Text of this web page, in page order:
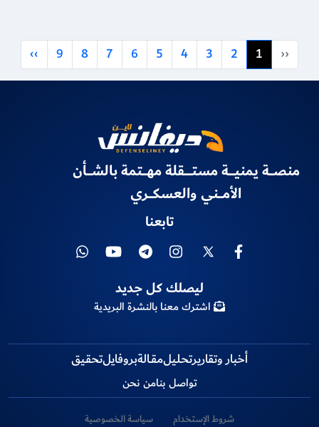
‹‹
1
2
3
4
5
6
7
8
9
››
منصـــة يمنيــــة مستـــــقلة مهـــتمة بالشـــأن
الأمـــني والعسكـــري
تابعنا
ليصلك كل جديد
اشترك معنا بالنشرة البريدية
أخبار وتقاريرتحـلـيلمقــالةبروفايلتحقـيق
تواصل بنامن نحن
شروط الإستخدام سياسة الخصوصية